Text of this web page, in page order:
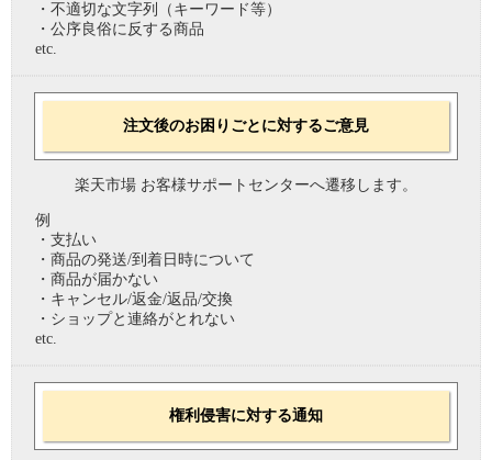
・不適切な文字列（キーワード等）
・公序良俗に反する商品
etc.
注文後のお困りごとに対するご意見
楽天市場 お客様サポートセンターへ遷移します。
例
・支払い
・商品の発送/到着日時について
・商品が届かない
・キャンセル/返金/返品/交換
・ショップと連絡がとれない
etc.
権利侵害に対する通知